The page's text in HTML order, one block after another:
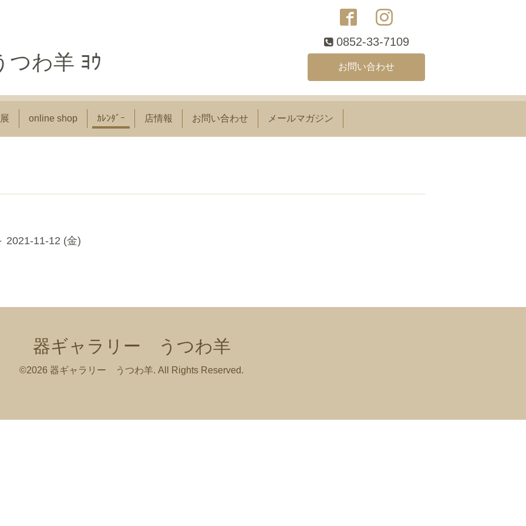
わ羊 ﾖｳ
0852-33-7109
お問い合わせ
展 online shop ｶﾚﾝﾀﾞｰ 店情報 お問い合わせ メールマガジン
2021-11-12 (金)
器ギャラリー うつわ羊
©2026 器ギャラリー うつわ羊. All Rights Reserved.